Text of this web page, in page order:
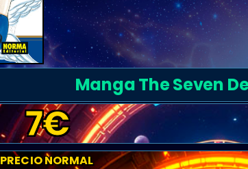
Manga The Seven
7€
PRECIO NORMAL